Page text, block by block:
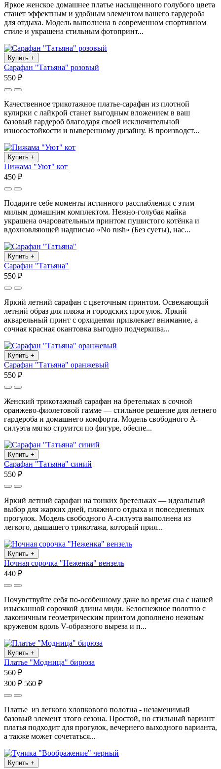
Яркое женское домашнее платье насыщенного голубого цвета
станет эффектным и удобным элементом вашего гардероба
для отдыха. Модель выполнена в современном спортивном
стиле и украшена стильным фотопринт...
Купить +
Сарафан "Татьяна" розовый
550 ₽
Качественное трикотажное платье-сарафан из плотной
кулирки с лайкрой станет выгодным вложением в ваш
базовый гардероб благодаря своей исключительной
износостойкости и выверенному дизайну. В производст...
Купить +
Пижама "Уют" кот
450 ₽
Подарите себе моменты истинного расслабления с этим
милым домашним комплектом. Нежно-голубая майка
украшена очаровательным принтом пушистого котёнка и
вдохновляющей надписью «No rush» (Без суеты), нас...
Купить +
Сарафан "Татьяна"
550 ₽
Яркий летний сарафан с цветочным принтом. Освежающий
летний образ для пляжа и городских прогулок. Яркий
акварельный принт с орхидеями привлекает внимание, а
сочная красная окантовка выгодно подчеркива...
Купить +
Сарафан "Татьяна" оранжевый
550 ₽
Женский трикотажный сарафан на бретельках в сочной
оранжево-фиолетовой гамме — стильное решение для летнего
гардероба и домашнего комфорта. Модель свободного А-
силуэта мягко струится по фигуре, обеспе...
Купить +
Сарафан "Татьяна" синий
550 ₽
Яркий летний сарафан на тонких бретельках — идеальный
выбор для жарких дней, пляжного отдыха и повседневных
прогулок. Модель свободного А-силуэта выполнена из
легкого, дышащего трикотажа, который прия...
Купить +
Ночная сорочка "Неженка" вензель
440 ₽
Почувствуйте себя по-особенному даже во время сна с нашей
изысканной сорочкой длины миди. Белоснежное полотно с
лаконичным геометрическим принтом дополнено нежным
кружевом вдоль V-образного выреза и п...
Купить +
Платье "Модница" бирюза
560 ₽
300 ₽ 560 ₽
Платье из легкого хлопкового полотна - незаменимый
базовый элемент этого сезона. Простой, но стильный вариант
платья подходит для прогулок, вечернего выходного варианта,
а также может сочетаться...
Купить +